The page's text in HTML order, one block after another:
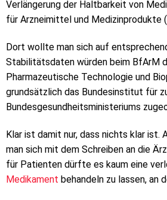
Verlängerung der Haltbarkeit von
für Arzneimittel und Medizinprodukte
Dort wollte man sich auf
Stabilitätsdaten würden beim BfArM
Pharmazeutische Technologie und
grundsätzlich das Bundesinstitut für
Bundesgesundheitsministeriums
Klar ist damit nur, dass nichts klar ist.
man sich mit dem Schreiben an die
für Patienten dürfte es kaum eine
Medikament behandeln zu lassen,